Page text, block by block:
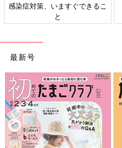
感染症対策、いますぐできるこ
と
最新号